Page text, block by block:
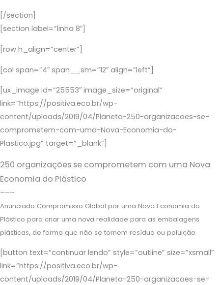
[/section]
[section label=”linha 8″]
[row h_align=”center”]
[col span=”4″ span__sm=”12″ align=”left”]
[ux_image id=”25553″ image_size=”original”
link=”https://positiva.eco.br/wp-
content/uploads/2019/04/Planeta-250-organizacoes-se-
comprometem-com-uma-Nova-Economia-do-
Plastico.jpg” target=”_blank”]
250 organizações se comprometem com uma Nova
Economia do Plástico
–––
Anunciado Compromisso Global por uma Nova Economia do
Plástico para criar uma nova realidade para as embalagens
plásticas, de forma que não se tornem resíduo ou poluição
[button text=”continuar lendo” style=”outline” size=”xsmall”
link=”https://positiva.eco.br/wp-
content/uploads/2019/04/Planeta-250-organizacoes-se-